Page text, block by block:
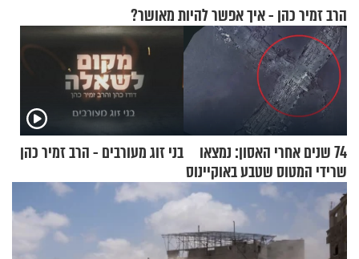
הרב זמיר כהן - איך אפשר להיות מאושר?
74 שנים אחרי האסון: נמצאו
שרידי המטוס שטבע באוקיינוס
עם עשרות נוסעים
בני זוג מעורבים - הרב זמיר כהן